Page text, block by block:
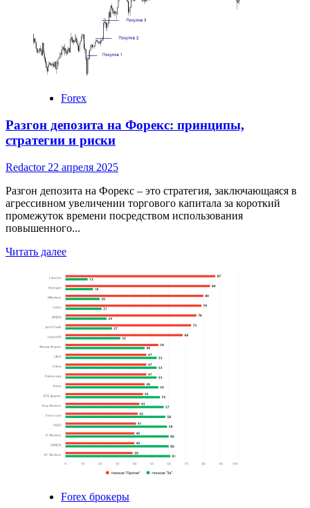
Банке:
преимущества,
недостатки
параметры
Forex
Разгон депозита на Форекс: принципы,
стратегии и риски
Redactor 22 апреля 2025
Разгон депозита на Форекс – это стратегия, заключающаяся в
агрессивном увеличении торгового капитала за короткий
промежуток времени посредством использования
повышенного...
Читать далееRead
about
Разгон
депозита
на
Форекс:
принципы,
стратегии
и
риски
Forex брокеры